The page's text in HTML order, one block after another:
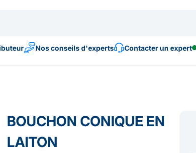
Nos conseils d'experts Contacter un expert
BOUCHON CONIQUE EN
LAITON